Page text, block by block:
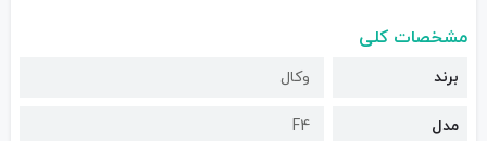
مشخصات کلی
برند وکال
مدل F4